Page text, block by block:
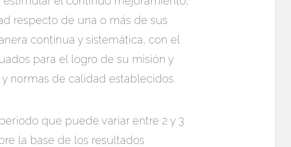
respecto de una o más de sus
continua y sistemática, con el
para el logro de su misión y
normas de calidad establecidos.
que puede variar entre 2 y 3
la base de los resultados